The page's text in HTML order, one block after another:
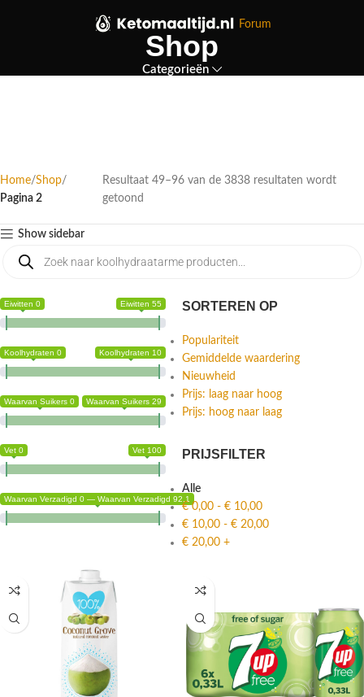
Forum
Shop
Categorieën
Home Shop
Pagina 2
Resultaat 49–96 van de 3838 resultaten wordt
getoond
Show sidebar
Eiwitten 0 Eiwitten 55
Koolhydraten 0 Koolhydraten 10
Waarvan Suikers 0 Waarvan Suikers 29
Vet 0 Vet 100
Waarvan Verzadigd 0 — Waarvan Verzadigd 92.1
SORTEREN OP
Populariteit
Gemiddelde waardering
Nieuwheid
Prijs: laag naar hoog
Prijs: hoog naar laag
PRIJSFILTER
Alle
€0,00 - € 10,00
€ 10,00 - € 20,00
€ 20,00 +